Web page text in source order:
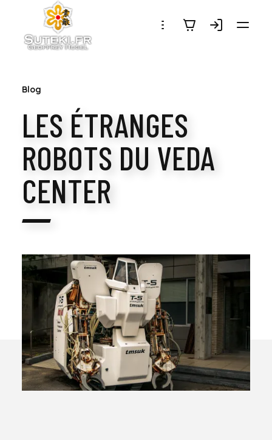
SUTEKI.FR
Blog
LES ÉTRANGES
ROBOTS DU VEDA
CENTER